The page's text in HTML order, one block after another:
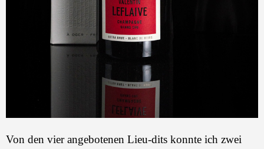
Von den vier angebotenen Lieu-dits konnte ich zwei